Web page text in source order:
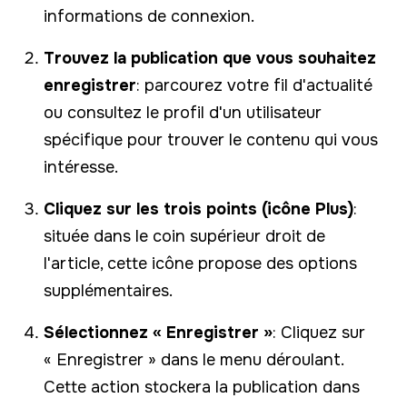
informations de connexion.
Trouvez la publication que vous souhaitez
enregistrer: parcourez votre fil d'actualité
ou consultez le profil d'un utilisateur
spécifique pour trouver le contenu qui vous
intéresse.
Cliquez sur les trois points (icône Plus):
située dans le coin supérieur droit de
l'article, cette icône propose des options
supplémentaires.
Sélectionnez « Enregistrer »: Cliquez sur
« Enregistrer » dans le menu déroulant.
Cette action stockera la publication dans